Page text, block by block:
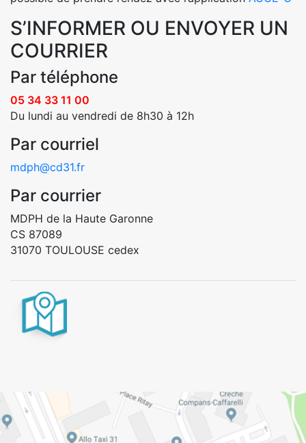
S’INFORMER OU ENVOYER UN
COURRIER
Par téléphone
05 34 33 11 00
Du lundi au vendredi de 8h30 à 12h
Par courriel
mdph@cd31.fr
Par courrier
MDPH de la Haute Garonne
CS 87089
31070 TOULOUSE cedex